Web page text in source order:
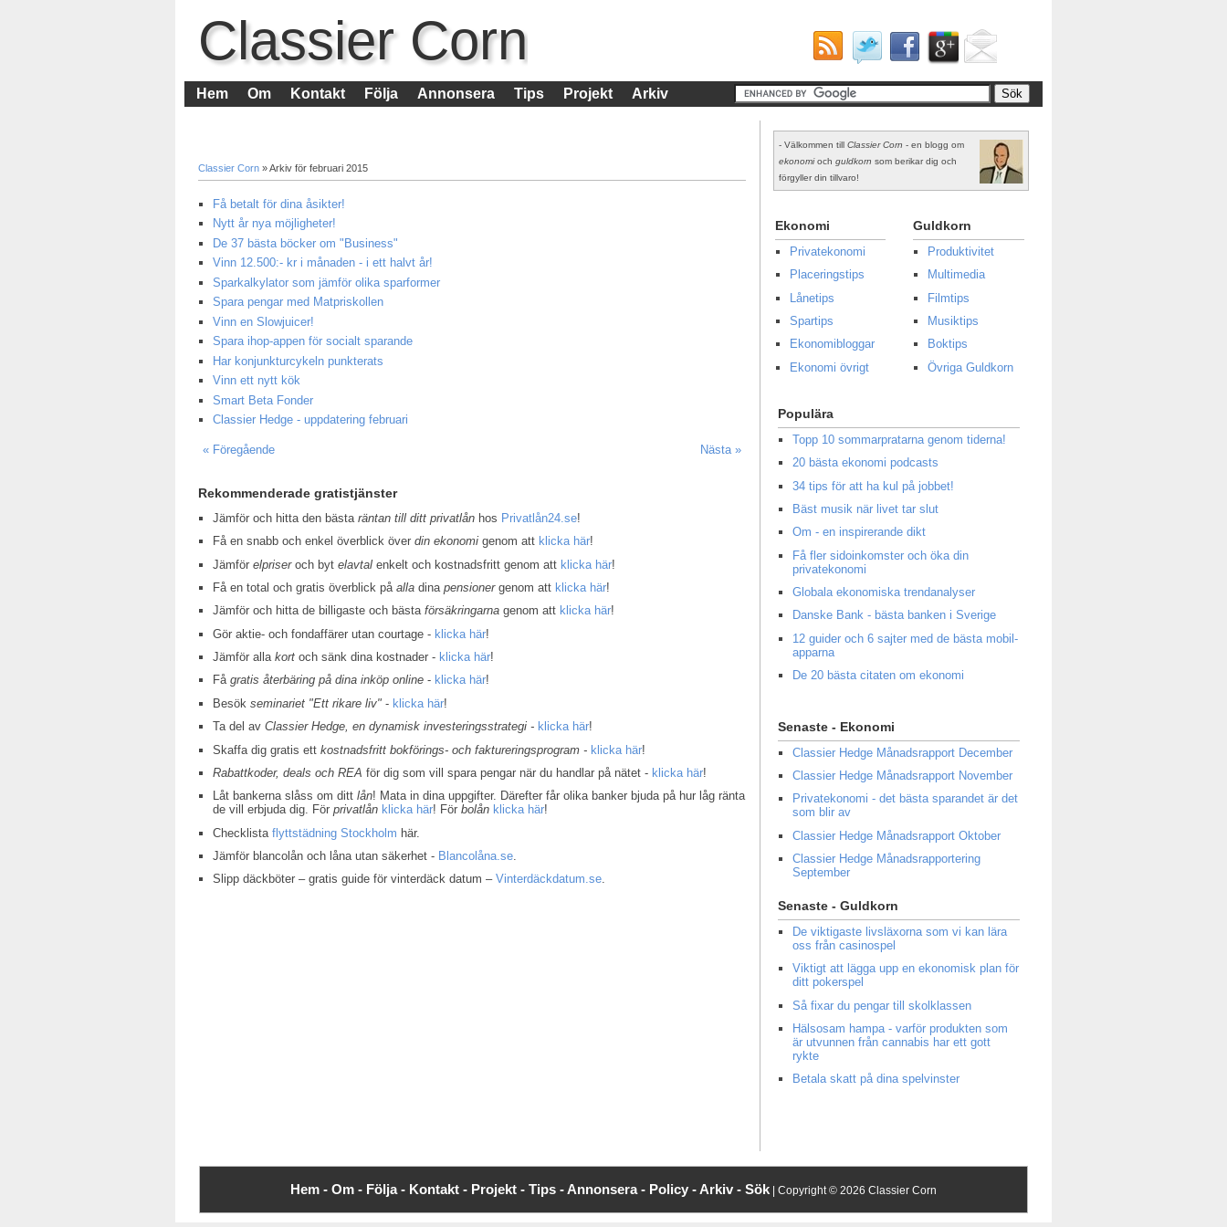
Classier Corn
Hem Om Kontakt Följa Annonsera Tips Projekt Arkiv
Classier Corn » Arkiv för februari 2015
Få betalt för dina åsikter!
Nytt år nya möjligheter!
De 37 bästa böcker om "Business"
Vinn 12.500:- kr i månaden - i ett halvt år!
Sparkalkylator som jämför olika sparformer
Spara pengar med Matpriskollen
Vinn en Slowjuicer!
Spara ihop-appen för socialt sparande
Har konjunkturcykeln punkterats
Vinn ett nytt kök
Smart Beta Fonder
Classier Hedge - uppdatering februari
« Föregående Nästa »
Rekommenderade gratistjänster
Jämför och hitta den bästaräntan till ditt privatlån hos Privatlån24.se!
Få en snabb och enkel överblick överdin ekonomi genom att klicka här!
Jämförelpriseroch bytelavtal enkelt och kostnadsfritt genom att klicka här!
Få en total och gratis överblick påalla dinapensionergenom att klicka här!
Jämför och hitta de billigaste och bästaförsäkringarna genom att klicka här!
Gör aktie- och fondaffärer utan courtage - klicka här!
Jämför allakort och sänk dina kostnader - klicka här!
Fågratis återbäring på dina inköp online - klicka här!
Besökseminariet "Ett rikare liv" - klicka här!
Ta del avClassier Hedge, en dynamisk investeringsstrategi - klicka här!
Skaffa dig gratis ettkostnadsfritt bokförings- och faktureringsprogram - klicka här!
Rabattkoder, deals och REA för dig som vill spara pengar när du handlar på nätet - klicka här!
Låt bankerna slåss om dittlån! Mata in dina uppgifter. Därefter får olika banker bjuda på hur låg ränta
de vill erbjuda dig. Förprivatlån klicka här! Förbolån klicka här!
Checklistaflyttstädning Stockholm här.
Jämför blancolån och låna utan säkerhet - Blancolåna.se.
Slipp däckböter – gratis guide för vinterdäck datum –Vinterdäckdatum.se.
- Välkommen till Classier Corn - en blogg om
ekonomioch guldkorn som berikar dig och
förgyller din tillvaro!
Ekonomi
Privatekonomi
Placeringstips
Lånetips
Spartips
Ekonomibloggar
Ekonomi övrigt
Guldkorn
Produktivitet
Multimedia
Filmtips
Musiktips
Boktips
Övriga Guldkorn
Populära
Topp 10 sommarpratarna genom tiderna!
20 bästa ekonomi podcasts
34 tips för att ha kul på jobbet!
Bäst musik när livet tar slut
Om - en inspirerande dikt
Få fler sidoinkomster och öka din
privatekonomi
Globala ekonomiska trendanalyser
Danske Bank - bästa banken i Sverige
12 guider och 6 sajter med de bästa mobil-
apparna
De 20 bästa citaten om ekonomi
Senaste - Ekonomi
Classier Hedge Månadsrapport December
Classier Hedge Månadsrapport November
Privatekonomi - det bästa sparandet är det
som blir av
Classier Hedge Månadsrapport Oktober
Classier Hedge Månadsrapportering
September
Senaste - Guldkorn
De viktigaste livsläxorna som vi kan lära
oss från casinospel
Viktigt att lägga upp en ekonomisk plan för
ditt pokerspel
Så fixar du pengar till skolklassen
Hälsosam hampa - varför produkten som
är utvunnen från cannabis har ett gott
rykte
Betala skatt på dina spelvinster
Hem - Om - Följa - Kontakt - Projekt - Tips -Annonsera - Policy -Arkiv - Sök | Copyright © 2026 Classier Corn